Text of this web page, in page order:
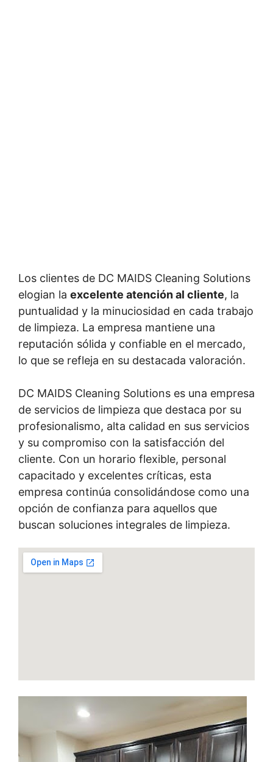
Los clientes de DC MAIDS Cleaning Solutions
elogian la excelente atención al cliente, la
puntualidad y la minuciosidad en cada trabajo
de limpieza. La empresa mantiene una
reputación sólida y confiable en el mercado,
lo que se refleja en su destacada valoración.
DC MAIDS Cleaning Solutions es una empresa
de servicios de limpieza que destaca por su
profesionalismo, alta calidad en sus servicios
y su compromiso con la satisfacción del
cliente. Con un horario flexible, personal
capacitado y excelentes críticas, esta
empresa continúa consolidándose como una
opción de confianza para aquellos que
buscan soluciones integrales de limpieza.